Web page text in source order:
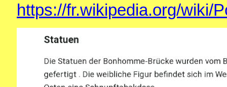
https://fr.wikipedia.org/wiki/